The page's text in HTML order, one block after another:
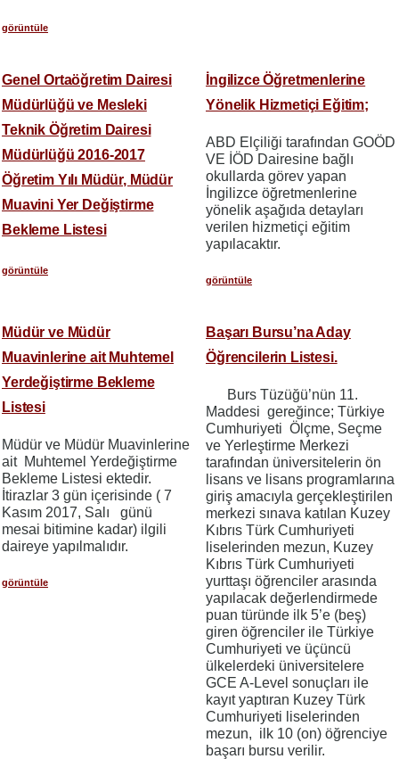
görüntüle
Genel Ortaöğretim Dairesi
Müdürlüğü ve Mesleki
Teknik Öğretim Dairesi
Müdürlüğü 2016-2017
Öğretim Yılı Müdür, Müdür
Muavini Yer Değiştirme
Bekleme Listesi
görüntüle
İngilizce Öğretmenlerine
Yönelik Hizmetiçi Eğitim;
ABD Elçiliği tarafından GOÖD
VE İÖD Dairesine bağlı
okullarda görev yapan
İngilizce öğretmenlerine
yönelik aşağıda detayları
verilen hizmetiçi eğitim
yapılacaktır.
görüntüle
Müdür ve Müdür
Muavinlerine ait Muhtemel
Yerdeğiştirme Bekleme
Listesi
Müdür ve Müdür Muavinlerine
ait Muhtemel Yerdeğiştirme
Bekleme Listesi ektedir.
İtirazlar 3 gün içerisinde ( 7
Kasım 2017, Salı günü
mesai bitimine kadar) ilgili
daireye yapılmalıdır.
görüntüle
Başarı Bursu’na Aday
Öğrencilerin Listesi.
Burs Tüzüğü’nün 11.
Maddesi gereğince; Türkiye
Cumhuriyeti Ölçme, Seçme
ve Yerleştirme Merkezi
tarafından üniversitelerin ön
lisans ve lisans programlarına
giriş amacıyla gerçekleştirilen
merkezi sınava katılan Kuzey
Kıbrıs Türk Cumhuriyeti
liselerinden mezun, Kuzey
Kıbrıs Türk Cumhuriyeti
yurttaşı öğrenciler arasında
yapılacak değerlendirmede
puan türünde ilk 5’e (beş)
giren öğrenciler ile Türkiye
Cumhuriyeti ve üçüncü
ülkelerdeki üniversitelere
GCE A-Level sonuçları ile
kayıt yaptıran Kuzey Türk
Cumhuriyeti liselerinden
mezun, ilk 10 (on) öğrenciye
başarı bursu verilir.